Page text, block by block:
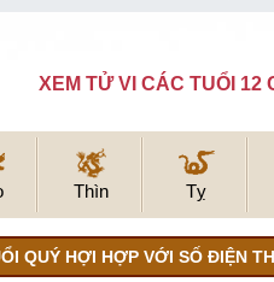
XEM TỬ VI CÁC TUỔI 12
Thìn Tỵ
QUÝ HỢI HỢP VỚI SỐ ĐIỆN